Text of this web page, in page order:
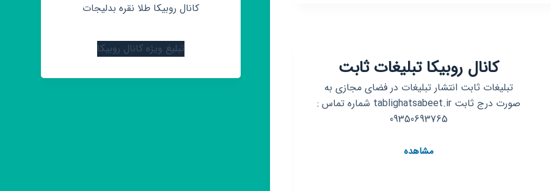
تبلیغات
کانال روبیکا تبلیغات ثابت
تبلیغات ثابت انتشار تبلیغات در فضای مجازی به
صورت درج ثابت tablighatsabeet.ir شماره تماس :
09350693765
مشاهدهکانال
کانال روبیکا طلا نقره بدلیجات
تبلیغ ویژه کانال روبیکا